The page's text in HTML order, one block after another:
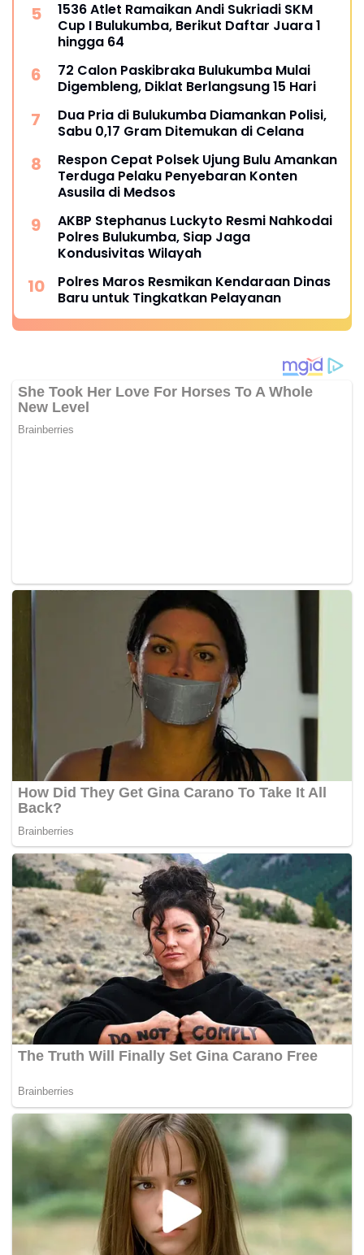
1536 Atlet Ramaikan Andi Sukriadi SKM
Cup I Bulukumba, Berikut Daftar Juara 1
hingga 64
72 Calon Paskibraka Bulukumba Mulai
Digembleng, Diklat Berlangsung 15 Hari
Dua Pria di Bulukumba Diamankan Polisi,
Sabu 0,17 Gram Ditemukan di Celana
Respon Cepat Polsek Ujung Bulu Amankan
Terduga Pelaku Penyebaran Konten
Asusila di Medsos
AKBP Stephanus Luckyto Resmi Nahkodai
Polres Bulukumba, Siap Jaga
Kondusivitas Wilayah
Polres Maros Resmikan Kendaraan Dinas
Baru untuk Tingkatkan Pelayanan